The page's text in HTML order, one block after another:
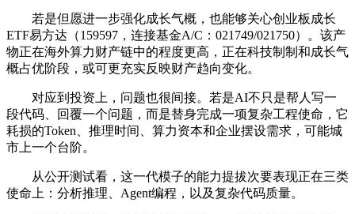
若是但愿进一步强化成长气概，也能够关心创业板成长
ETF易方达（159597，连接基金A/C：021749/021750）。该产
物正在海外算力财产链中的程度更高，正在科技制制和成长气
概占优阶段，或可更充实反映财产趋向变化。
对应到投资上，问题也很间接。若是AI不只是帮人写一
段代码、回覆一个问题，而是替身完成一项复杂工程使命，它
耗损的Token、推理时间、算力资本和企业摆设需求，可能城
市上一个台阶。
从公开测试看，这一代模子的能力提拔次要表现正在三类
使命上：分析推理、Agent编程，以及复杂代码质量。